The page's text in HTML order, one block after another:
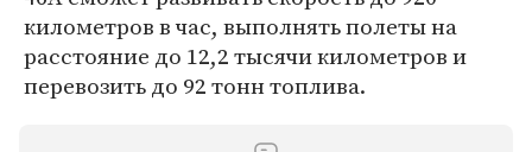
километров в час, выполнять полеты на
расстояние до 12,2 тысячи километров и
перевозить до 92 тонн топлива.